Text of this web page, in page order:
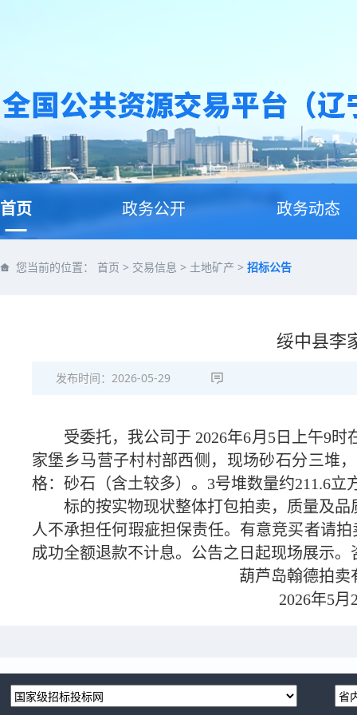
首页 政务公开 政务动态
您当前的位置： 首页 > 交易信息 > 土地矿产 > 招标公告
绥中县李
发布时间： 2026-05-29
受委托，我公司于 2026年6月 5日上午9时
家堡乡马营子村村部西侧，现场砂石分三堆，
格：砂石（含土较多）。 3号堆数量约211.6立
标的按实物现状整体打包拍卖，质量及
人不承担任何瑕疵担保责任。 有意竞买者请拍
成功全额退款不计息。公告之日起现场展示。
葫芦岛翰德拍卖
2026年5月